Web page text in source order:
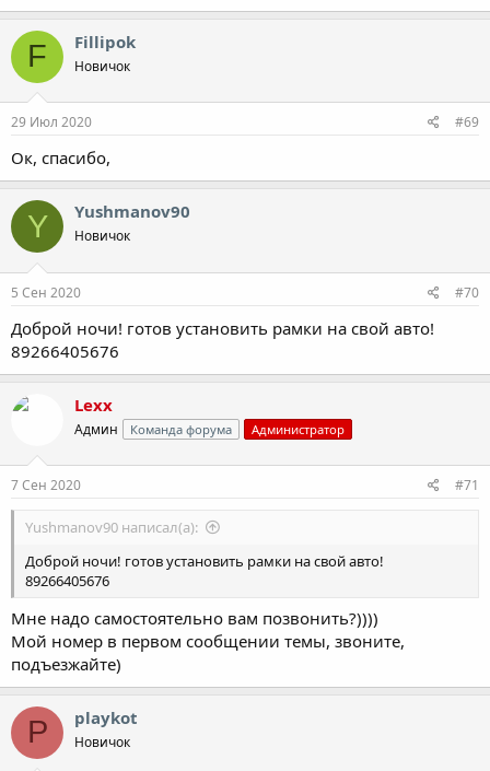
F Fillipok
Новичок
29 Июл 2020 #69
Ок, спасибо,
Y Yushmanov90
Новичок
5 Сен 2020 #70
Доброй ночи! готов установить рамки на свой авто!
89266405676
Lexx
Админ Команда форума Администратор
7 Сен 2020 #71
Yushmanov90 написал(а):
Доброй ночи! готов установить рамки на свой авто!
89266405676
Мне надо самостоятельно вам позвонить?))))
Мой номер в первом сообщении темы, звоните,
подъезжайте)
P playkot
Новичок